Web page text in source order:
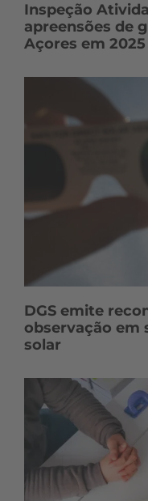
Inspeção
apreensões de
Açores em 2025
DGS emite
observação em
solar